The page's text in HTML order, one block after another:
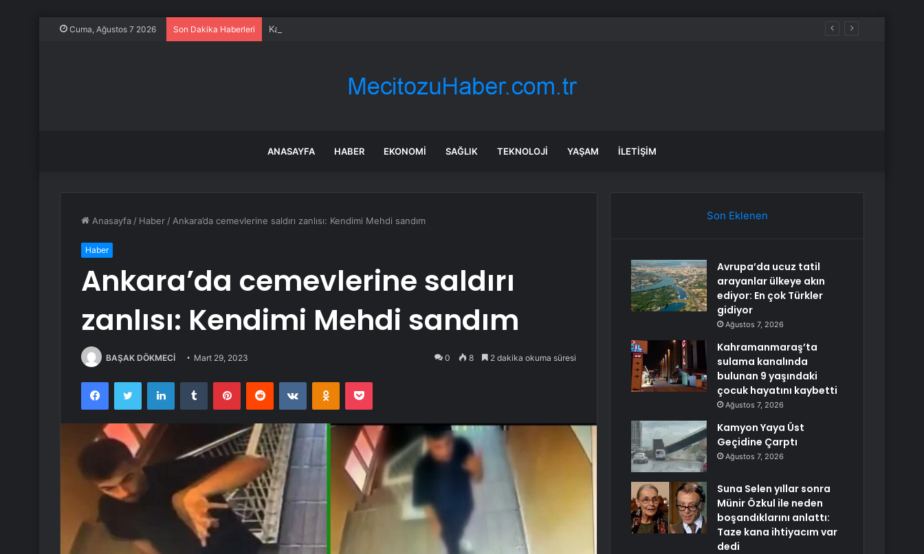
Cuma, Ağustos 7 2026 Son Dakika Haberleri Kahramanmaraş’ta sulama kanalında bulunan 9 yaşındaki çocuk hayatını kaybetti
ANASAYFA HABER EKONOMI SAĞLIK TEKNOLOJI YAŞAM İLETIŞIM
Anasayfa / Haber / Ankara’da cemevlerine saldırı zanlısı: Kendimi Mehdi sandım
Haber
Ankara’da cemevlerine saldırı
zanlısı: Kendimi Mehdi sandım
BAŞAK DÖKMECİ Mart 29, 2023 0 8 2 dakika okuma süresi
FacebookTwitter LinkedInTumblr PinterestReddit VKontakteOdnoklassniki
Pocket
Son Eklenen
Avrupa’da ucuz tatil
arayanlar ülkeye akın
ediyor: En çok Türkler
gidiyor
Ağustos 7, 2026
Kahramanmaraş’ta
sulama kanalında
bulunan 9 yaşındaki
çocuk hayatını kaybetti
Ağustos 7, 2026
Kamyon Yaya Üst
Geçidine Çarptı
Ağustos 7, 2026
Suna Selen yıllar sonra
Münir Özkul ile neden
boşandıklarını anlattı:
Taze kana ihtiyacım var
dedi